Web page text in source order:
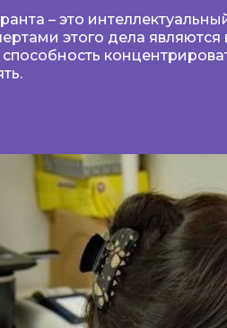
– это
этого дела являются